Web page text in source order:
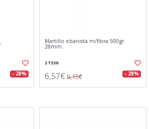
- 28%
Martillo ebanista m/fibra 500gr.
28mm.
STEIN
6,57€ 9,15€ - 28%